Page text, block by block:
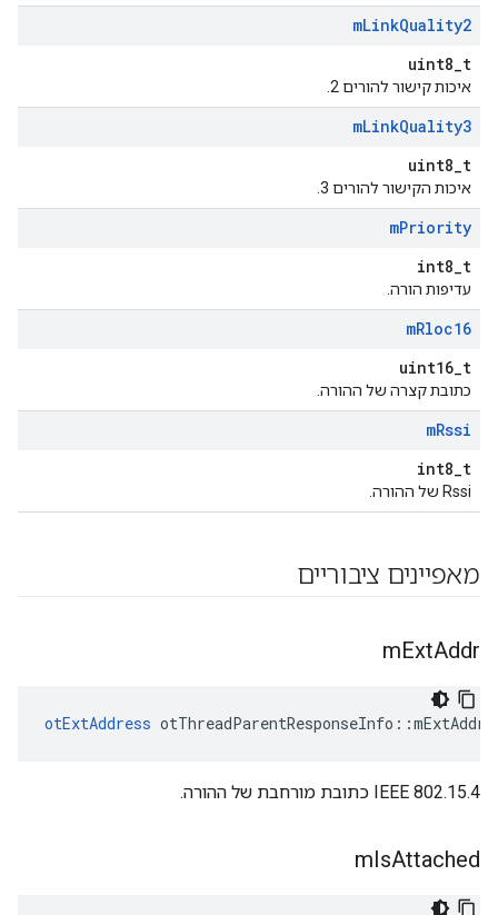
mLinkQuality2
uint8_t
איכות קישור להורים 2.
mLinkQuality3
uint8_t
איכות הקישור להורים 3.
mPriority
int8_t
עדיפות הורה.
mRloc16
uint16_t
כתובת קצרה של ההורה.
mRssi
int8_t
Rssi של ההורה.
מאפיינים ציבוריים
mExtAddr
otExtAddress otThreadParentResponseInfo ::mExtAddr
IEEE 802.15.4 כתובת מורחבת של ההורה.
mIsAttached